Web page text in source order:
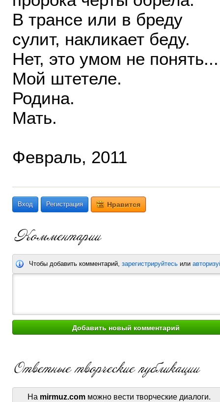
В трансе или в бреду
сулит, накликает беду.
Нет, это умом не понять...
Мой штетеле.
Родина.
Мать.
Февраль, 2011
Вход Регистрация Нравится
Чтобы добавить комментарий, зарегистрируйтесь или
На mirmuz.com можно вести творческие диалоги.